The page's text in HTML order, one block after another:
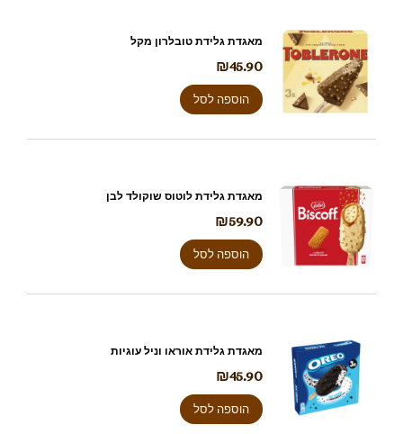
מאגדת גלידת טובלרון מקל
₪45.90
הוספה לסל
מאגדת גלידת לוטוס שוקולד לבן
₪59.90
הוספה לסל
מאגדת גלידת אוראו וניל עוגיות
₪45.90
הוספה לסל